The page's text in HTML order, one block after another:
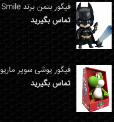
فیگور بتمن برند Good Smile
تماس بگیرید
فیگور یوشی سوپر ماریو
تماس بگیرید